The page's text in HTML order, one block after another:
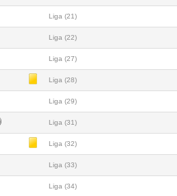
Liga (21)
Liga (22)
Liga (27)
Liga (28)
Liga (29)
Liga (31)
Liga (32)
Liga (33)
Liga (34)